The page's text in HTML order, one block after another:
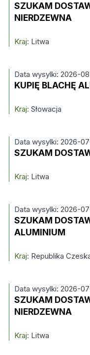
SZUKAM
NIERDZEWNA
Kraj: Litwa
Data wysylki: 2026-
KUPIĘ BLACHĘ
Kraj: Słowacja
Data wysylki: 2026-
SZUKAM
Kraj: Litwa
Data wysylki: 2026-
SZUKAM
ALUMINIUM
Kraj: Republika
Data wysylki: 2026-
SZUKAM
NIERDZEWNA
Kraj: Litwa